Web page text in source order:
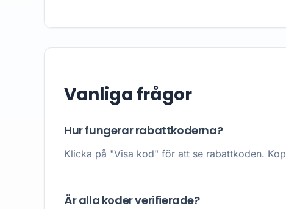
Vanliga frågor
Hur fungerar rabattkoderna?
Klicka på "Visa kod" för att se rabattkoden.
Är alla koder verifierade?